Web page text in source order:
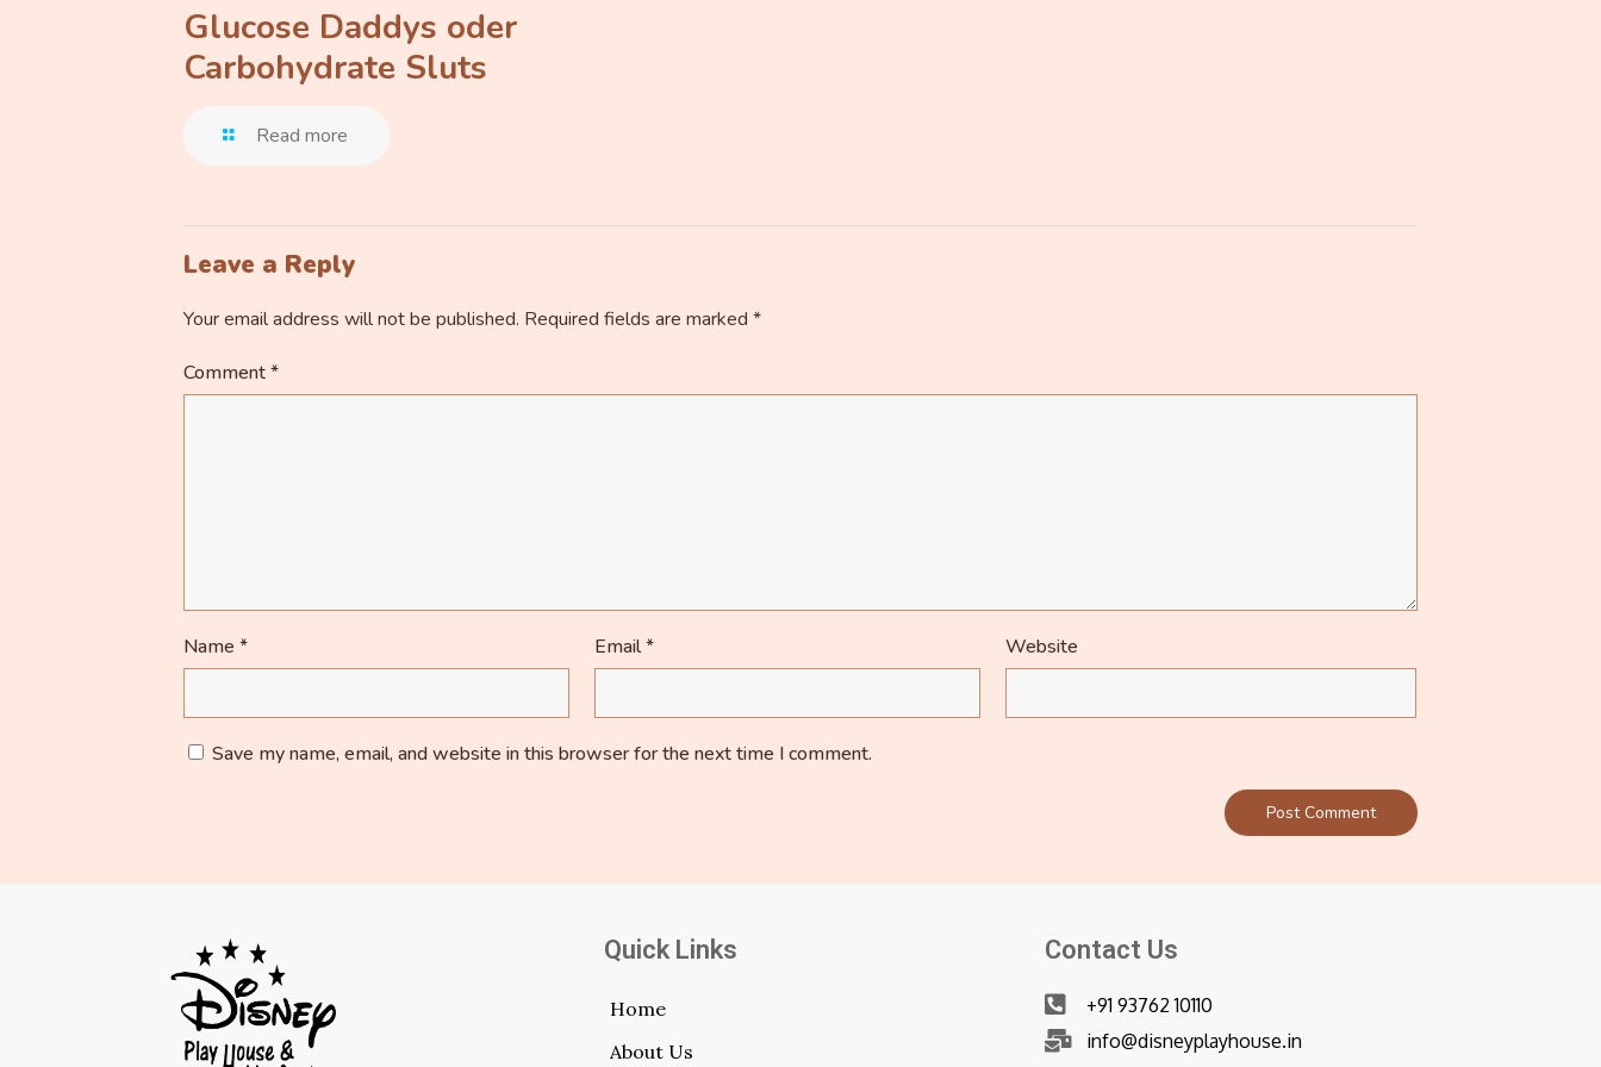
Glucose Daddys oder
Carbohydrate Sluts
Read more
Leave a Reply
Your email address will not be published. Required fields are marked *
Comment*
Name * Email* Website
Save my name, email, and website in this browser for the next time I comment.
Quick Links
Home
About Us
Contact Us
+91 93762 10110
info@disneyplayhouse.in